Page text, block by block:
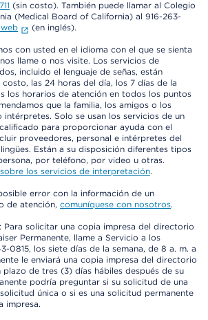
711 (sin costo). También puede llamar al Colegio
(Medical Board of California) al 916-263-
(en inglés).
con usted en el idioma con el que se sienta
llame o nos visite. Los servicios de
incluido el lenguaje de señas, están
las 24 horas del día, los 7 días de la
los horarios de atención en todos los puntos
que la familia, los amigos o los
intérpretes. Solo se usan los servicios de un
para proporcionar ayuda con el
proveedores, personal e intérpretes del
Están a su disposición diferentes tipos
por teléfono, por video u otras.
los servicios de interpretación.
error con la información de un
de atención, comuníquese con nosotros.
Para solicitar una copia impresa del directorio
Permanente, llame a Servicio a los
0815, los siete días de la semana, de 8 a. m. a
le enviará una copia impresa del directorio
de tres (3) días hábiles después de su
podría preguntar si su solicitud de una
única o si es una solicitud permanente
impresa.